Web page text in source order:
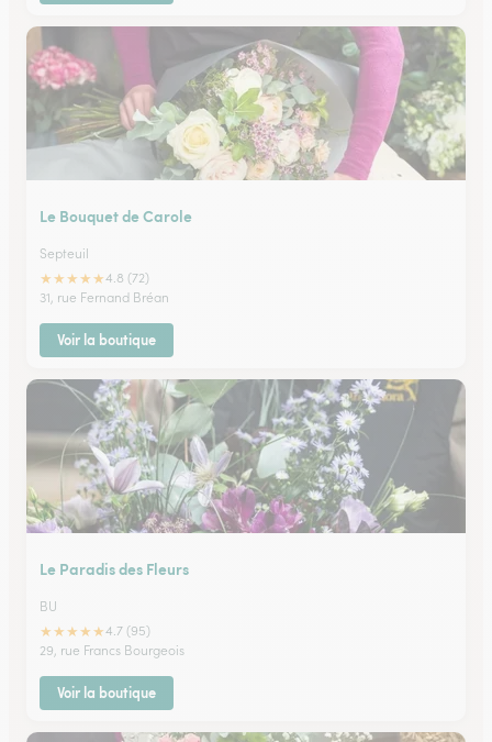
Le Bouquet de Carole
Septeuil
★★★★★4.8 (72)
31, rue Fernand Bréan
Voir la boutique
Le Paradis des Fleurs
BU
★★★★★4.7 (95)
29, rue Francs Bourgeois
Voir la boutique